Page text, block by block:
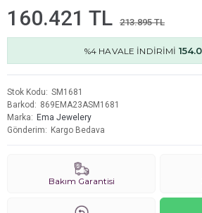
160.421 TL 213.895 TL
%4 HAVALE İNDİRİMİ
Stok Kodu
SM1681
Barkod
869EMA23ASM1681
Marka
Ema Jewelery
Gönderim
Kargo Bedava
Bakım Garantisi